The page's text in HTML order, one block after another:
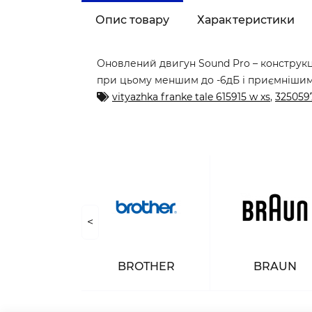
Опис товару Характеристики
Оновлений двигун Sound Pro –
при цьому меншим до -6дБ і
vityazhka franke tale 615915 w xs,
<
BROTHER BRAUN